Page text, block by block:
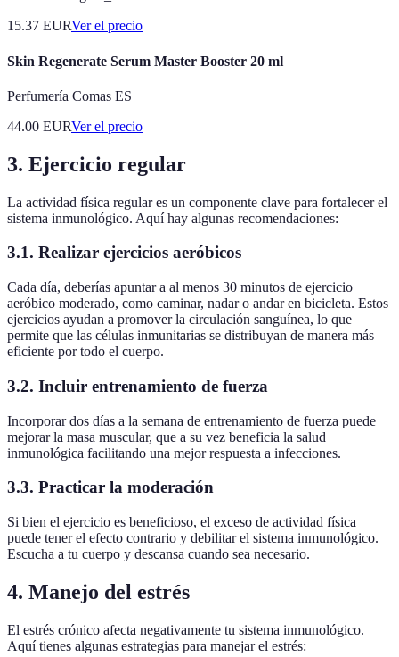
15.37 EURVer el precio
Skin Regenerate Serum Master Booster 20 ml
Perfumería Comas ES
44.00 EURVer el precio
3. Ejercicio regular
La actividad física regular es un componente clave para fortalecer el
sistema inmunológico. Aquí hay algunas recomendaciones:
3.1. Realizar ejercicios aeróbicos
Cada día, deberías apuntar a al menos 30 minutos de ejercicio
aeróbico moderado, como caminar, nadar o andar en bicicleta. Estos
ejercicios ayudan a promover la circulación sanguínea, lo que
permite que las células inmunitarias se distribuyan de manera más
eficiente por todo el cuerpo.
3.2. Incluir entrenamiento de fuerza
Incorporar dos días a la semana de entrenamiento de fuerza puede
mejorar la masa muscular, que a su vez beneficia la salud
inmunológica facilitando una mejor respuesta a infecciones.
3.3. Practicar la moderación
Si bien el ejercicio es beneficioso, el exceso de actividad física
puede tener el efecto contrario y debilitar el sistema inmunológico.
Escucha a tu cuerpo y descansa cuando sea necesario.
4. Manejo del estrés
El estrés crónico afecta negativamente tu sistema inmunológico.
Aquí tienes algunas estrategias para manejar el estrés: